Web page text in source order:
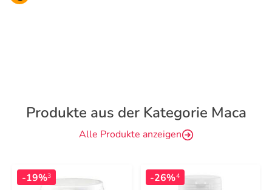
Produkte aus der Kategorie Maca
Alle Produkte anzeigen
-19%3 -26%4